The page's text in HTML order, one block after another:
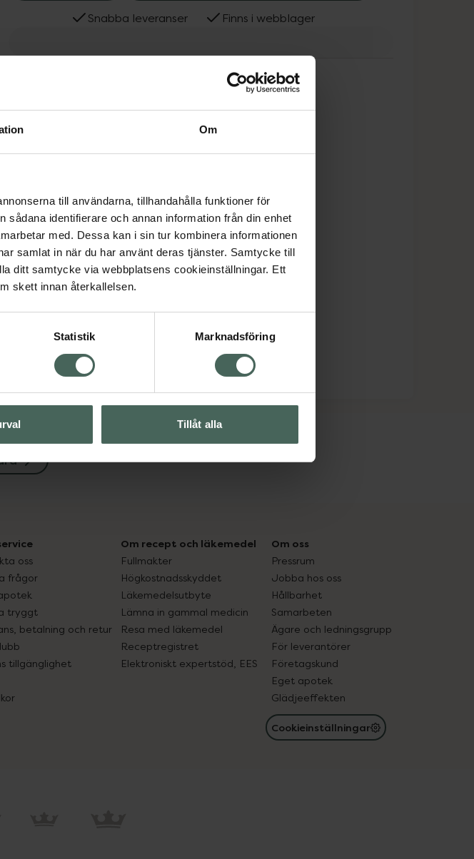
Om
till användarna, tillhandahålla funktioner för
identifierare och annan information från din enhet
med. Dessa kan i sin tur kombinera informationen
samlat in när du har använt deras tjänster. Samtycke till
ditt samtycke via webbplatsens cookieinställningar. Ett
skett innan återkallelsen.
Statistik Marknadsföring
Tillåt alla
Snabba leveranser Finns i webblager
oss
frågor
tryggt
betalning och retur
tillgänglighet
Om recept och läkemedel
Fullmakter
Högkostnadsskyddet
Läkemedelsutbyte
Lämna in gammal medicin
Resa med läkemedel
Receptregistret
Elektroniskt expertstöd, EES
Om oss
Pressrum
Jobba hos oss
Hållbarhet
Samarbeten
Ägare och ledningsgrupp
För leverantörer
Företagskund
Eget apotek
Glädjeeffekten
Cookieinställningar